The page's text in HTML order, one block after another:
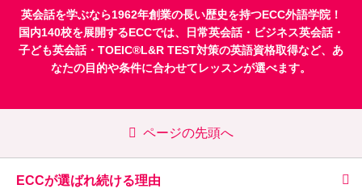
英会話を学ぶなら1962年創業の長い歴史を持つECC外語学院！
国内140校を展開するECCでは、
日常英会話・ ビジネス英会話・
子ども英会話・ TOEIC®L&R TEST対策の英語資格取得など、あ
なたの目的や条件に合わせてレッスンが選べます。
ページの先頭へ
ECCが選ばれ続ける理由